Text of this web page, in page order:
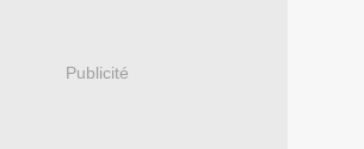
Publicité